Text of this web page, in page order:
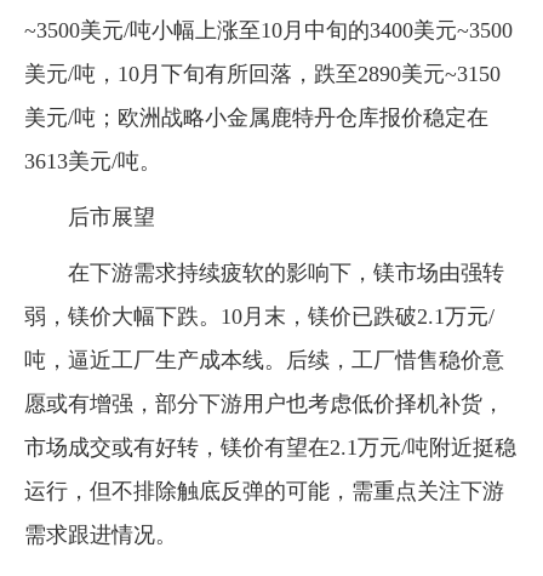
~3500美元/吨小幅上涨至10月中旬的3400美元~3500
美元/吨，10月下旬有所回落，跌至2890美元~3150
美元/吨；欧洲战略小金属鹿特丹仓库报价稳定在
3613美元/吨。
后市展望
在下游需求持续疲软的影响下，镁市场由强转
弱，镁价大幅下跌。10月末，镁价已跌破2.1万元/
吨，逼近工厂生产成本线。后续，工厂惜售稳价意
愿或有增强，部分下游用户也考虑低价择机补货，
市场成交或有好转，镁价有望在2.1万元/吨附近挺稳
运行，但不排除触底反弹的可能，需重点关注下游
需求跟进情况。